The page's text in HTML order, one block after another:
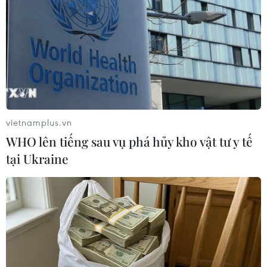
Quốc: Chỉ có tác động hạn chế
04/01/2021 09:54
CSRC cho biết tổng quy mô chứng chỉ lưu ký tại Mỹ của
ba công ty nói trên khá nhỏ, với tổng giá trị thị trường
chưa đến 20 tỷ NDT (3,07 tỷ USD), tương đương 2,2%
tổng vốn chủ sở hữu của cả ba công ty.
vietnamplus.vn
WHO lên tiếng sau vụ phá hủy kho vật tư y tế
tại Ukraine